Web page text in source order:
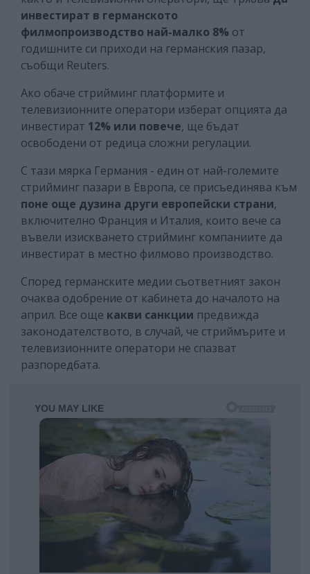
инвестират в германското
филмопроизводство най-малко 8% от
годишните си приходи на германския пазар,
съобщи Reuters.
Ако обаче стрийминг платформите и
телевизионните оператори изберат опцията да
инвестират 12% или повече, ще бъдат
освободени от редица сложни регулации.
С тази мярка Германия - един от най-големите
стрийминг пазари в Европа, се присъединява към
поне още дузина други европейски страни,
включително Франция и Италия, които вече са
въвели изискването стрийминг компаниите да
инвестират в местно филмово производство.
Според германските медии съответният закон
очаква одобрение от кабинета до началото на
април. Все още какви санкции предвижда
законодателството, в случай, че стриймърите и
телевизионните оператори не спазват
разпоредбата.